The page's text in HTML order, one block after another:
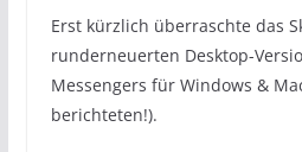
Erst kürzlich überraschte das
runderneuerten Desktop-
Messengers für Windows &
berichteten!).